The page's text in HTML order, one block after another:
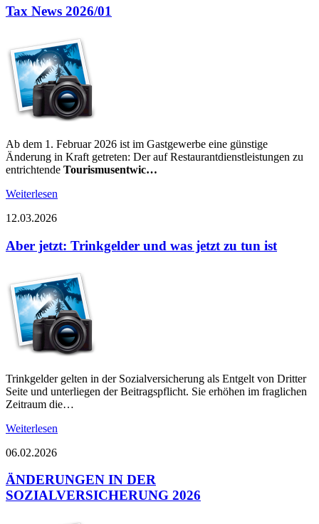
Tax News 2026/01
Ab dem 1. Februar 2026 ist im Gastgewerbe eine günstige
Änderung in Kraft getreten: Der auf Restaurantdienstleistungen zu
entrichtende Tourismusentwic…
Weiterlesen
12.03.2026
Aber jetzt: Trinkgelder und was jetzt zu tun ist
Trinkgelder gelten in der Sozialversicherung als Entgelt von Dritter
Seite und unterliegen der Beitragspflicht. Sie erhöhen im fraglichen
Zeitraum die…
Weiterlesen
06.02.2026
ÄNDERUNGEN IN DER
SOZIALVERSICHERUNG 2026